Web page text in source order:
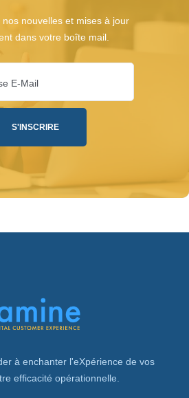
nouvelles et mises à jour
dans votre boîte mail.
à enchanter l'eXpérience de vos
efficacité opérationnelle.